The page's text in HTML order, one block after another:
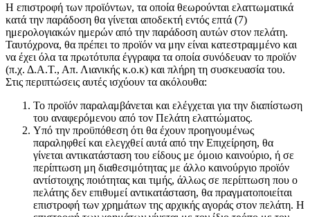
Η επιστροφή των προϊόντων, τα οποία θεωρούνται ελαττωματικά
κατά την παράδοση θα γίνεται αποδεκτή εντός επτά (7)
ημερολογιακών ημερών από την παράδοση αυτών στον πελάτη.
Ταυτόχρονα, θα πρέπει το προϊόν να μην είναι κατεστραμμένο και
να έχει όλα τα πρωτότυπα έγγραφα τα οποία συνόδευαν το προϊόν
(π.χ. Δ.Α.Τ., Απ. Λιανικής κ.ο.κ) και πλήρη τη συσκευασία του.
Στις περιπτώσεις αυτές ισχύουν τα ακόλουθα:
Το προϊόν παραλαμβάνεται και ελέγχεται για την διαπίστωση
του αναφερόμενου από τον Πελάτη ελαττώματος.
Υπό την προϋπόθεση ότι θα έχουν προηγουμένως
παραληφθεί και ελεγχθεί αυτά από την Επιχείρηση, θα
γίνεται αντικατάσταση του είδους με όμοιο καινούριο, ή σε
περίπτωση μη διαθεσιμότητας με άλλο καινούργιο προϊόν
αντίστοιχης ποιότητας και τιμής, άλλως σε περίπτωση που ο
πελάτης δεν επιθυμεί αντικατάσταση, θα πραγματοποιείται
επιστροφή των χρημάτων της αρχικής αγοράς στον πελάτη. Η